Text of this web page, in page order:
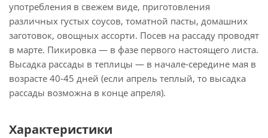
употребления в свежем виде, приготовления
различных густых соусов, томатной пасты, домашних
заготовок, овощных ассорти. Посев на рассаду проводят
в марте. Пикировка — в фазе первого настоящего листа.
Высадка рассады в теплицы — в начале-середине мая в
возрасте 40-45 дней (если апрель теплый, то высадка
рассады возможна в конце апреля).
Характеристики